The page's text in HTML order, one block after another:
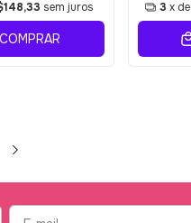
sem juros
COMPRAR
3 x de